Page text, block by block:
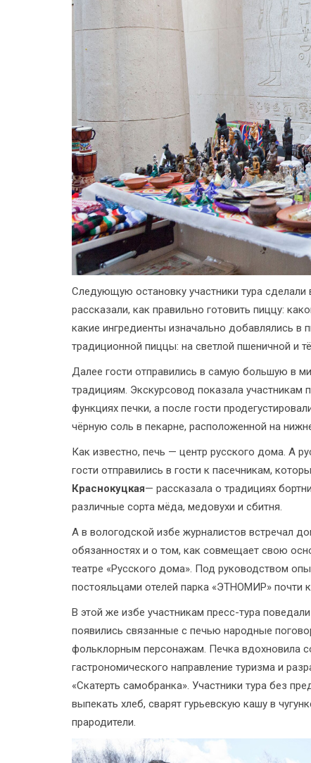
Следующую остановку участники тура сделали
рассказали, как правильно готовить пиццу:
какие ингредиенты изначально добавлялись в
традиционной пиццы: на светлой пшеничной и
Далее гости отправились в самую большую в
традициям. Экскурсовод показала участникам
функциях печки, а после гости
чёрную соль в пекарне, расположенной на
Как известно, печь — центр русского дома. А
гости отправились в гости к пасечникам,
Краснокуцкая— рассказала о традициях
различные сорта мёда, медовухи и сбитня.
А в вологодской избе журналистов встречал
обязанностях и о том, как совмещает свою
театре «Русского дома». Под руководством
постояльцами отелей парка «ЭТНОМИР» почти
В этой же избе участникам пресс-тура
появились связанные с печью народные
фольклорным персонажам. Печка вдохновила
гастрономического направление туризма и
«Скатерть самобранка». Участники тура без
выпекать хлеб, сварят гурьевскую кашу в
прародители.